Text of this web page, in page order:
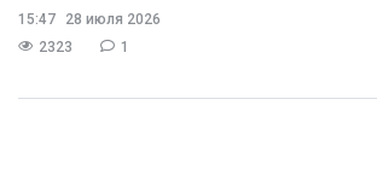
15:47
28 июля 2026
2323
1